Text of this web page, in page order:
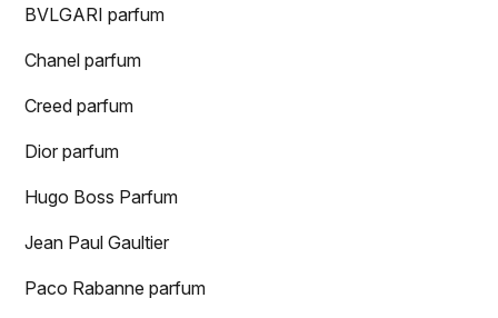
BVLGARI parfum
Chanel parfum
Creed parfum
Dior parfum
Hugo Boss Parfum
Jean Paul Gaultier
Paco Rabanne parfum